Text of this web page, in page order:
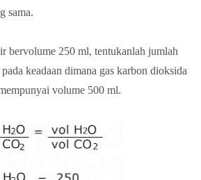
sama.
bervolume 250 ml, tentukanlah jumlah
keadaan dimana gas karbon dioksida
volume 500 ml.